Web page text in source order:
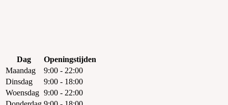
Dag
Openingstijden
Maandag
9:00 - 22:00
Dinsdag
9:00 - 18:00
Woensdag 9:00 - 22:00